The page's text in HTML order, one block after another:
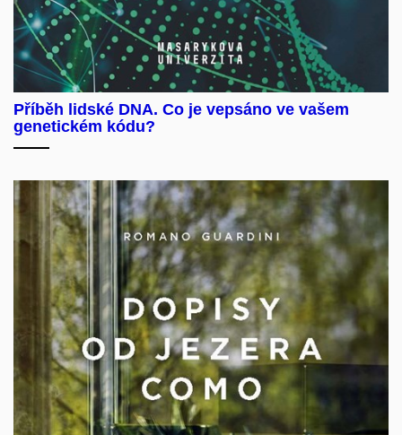
Příběh lidské DNA. Co je vepsáno ve vašem
genetickém kódu?